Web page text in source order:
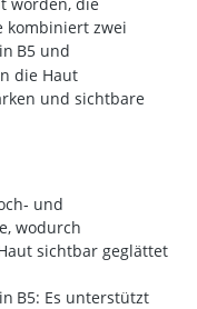
kombiniert zwei
B5 und
die Haut
rken und sichtbare
und
wodurch
sichtbar geglättet
B5: Es unterstützt